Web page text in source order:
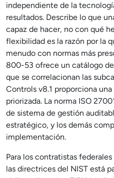
independiente de la
resultados. Describe lo que
capaz de hacer, no con qué
flexibilidad es la razón por la
menudo con normas más
800-53 ofrece un catálogo
que se correlacionan las
Controls v8.1 proporciona
priorizada. La norma ISO
de sistema de gestión
estratégico, y los demás
implementación.
Para los contratistas
las directrices del NIST está